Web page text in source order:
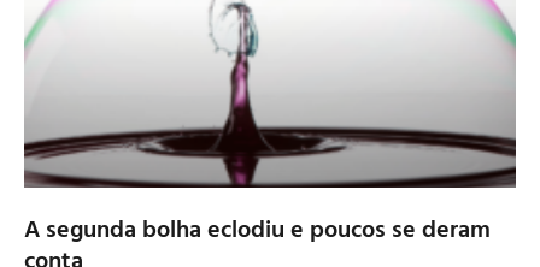
A segunda bolha eclodiu e poucos se deram
conta